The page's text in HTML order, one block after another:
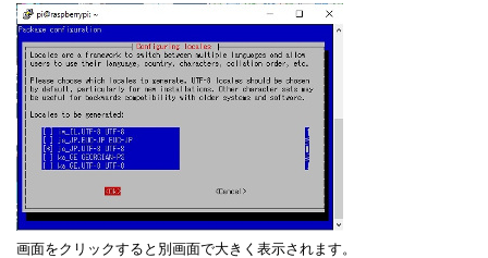
画面をクリックすると別画面で大きく表示されます。